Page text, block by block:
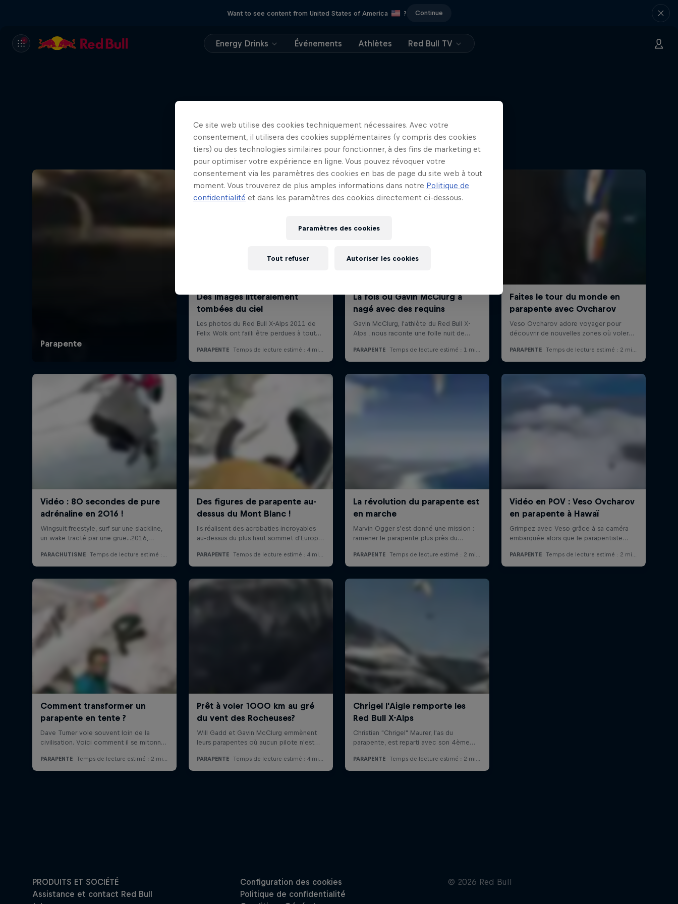
Want to see content from United States of America ? Continue
Energy Drinks Événements Athlètes Red Bull TV
J'EN VEUX ENCORE !
Ce site web utilise des cookies techniquement nécessaires. Avec votre
consentement, il utilisera des cookies supplémentaires (y compris des cookies
tiers) ou des technologies similaires pour fonctionner, à des fins de marketing et
pour optimiser votre expérience en ligne. Vous pouvez révoquer votre
consentement via les paramètres des cookies en bas de page du site web à tout
moment. Vous trouverez de plus amples informations dans notre Politique de
confidentialité et dans les paramètres des cookies directement ci-dessous.
Paramètres des cookies
Tout refuser Autoriser les cookies